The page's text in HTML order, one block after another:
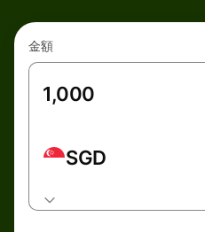
金額
SGD